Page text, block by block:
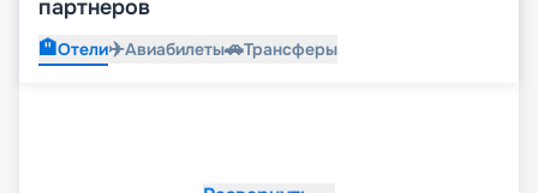
партнеров
🏨Отели✈️Авиабилеты🚗Трансферы